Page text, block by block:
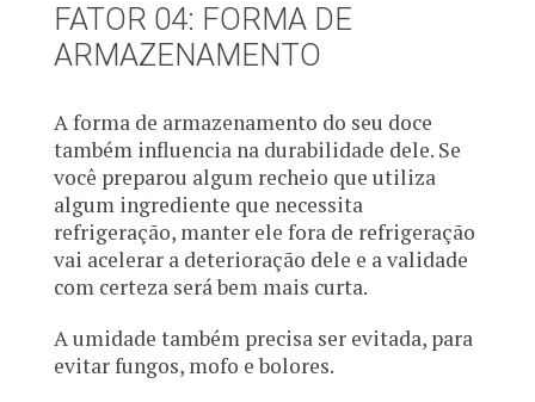
FATOR 04: FORMA DE
ARMAZENAMENTO
A forma de armazenamento do seu doce
também influencia na durabilidade dele. Se
você preparou algum recheio que utiliza
algum ingrediente que necessita
refrigeração, manter ele fora de refrigeração
vai acelerar a deterioração dele e a validade
com certeza será bem mais curta.
A umidade também precisa ser evitada, para
evitar fungos, mofo e bolores.